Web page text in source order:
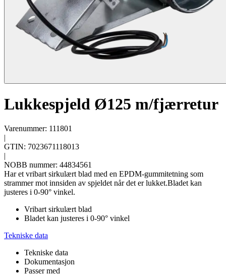
Lukkespjeld Ø125 m/fjærretur
Varenummer: 111801
|
GTIN: 7023671118013
|
NOBB nummer: 44834561
Har et vribart sirkulært blad med en EPDM-gummitetning som
strammer mot innsiden av spjeldet når det er lukket.Bladet kan
justeres i 0-90° vinkel.
Vribart sirkulært blad
Bladet kan justeres i 0-90° vinkel
Tekniske data
Tekniske data
Dokumentasjon
Passer med